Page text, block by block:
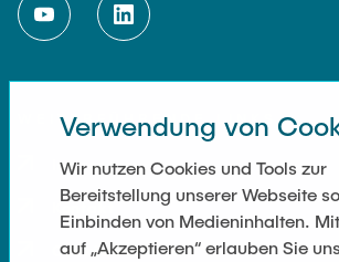
WEITERFÜHRENDE LINKS
Impressum
Kontakt
Cookie Settings
Verwendung von
Wir nutzen Cookies und Tools zur
Bereitstellung unserer Webseite
Einbinden von Medieninhalten.
auf „Akzeptieren“ erlauben Sie